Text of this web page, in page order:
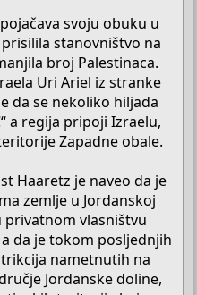
svoju obuku u
stanovništvo na
broj Palestinaca.
Uri Ariel iz stranke
da se nekoliko hiljada
a regija pripoji Izraelu,
Zapadne obale.
Haaretz je naveo da je
zemlje u Jordanskoj
privatnom vlasništvu
da je tokom posljednjih
nametnutih na
Jordanske doline,